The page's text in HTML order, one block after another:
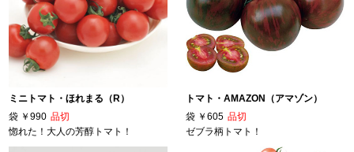
ミニトマト・ほれまる（R）
袋 ￥990 品切
惚れた！大人の芳醇トマト！
トマト・AMAZON（アマゾン）
袋 ￥605 品切
ゼブラ柄トマト！